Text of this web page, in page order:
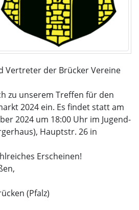
Vertreter der Brücker Vereine
zu unserem Treffen für den
2024 ein. Es findet statt am
2024 um 18:00 Uhr im Jugend-
Hauptstr. 26 in
Erscheinen!
(Pfalz)